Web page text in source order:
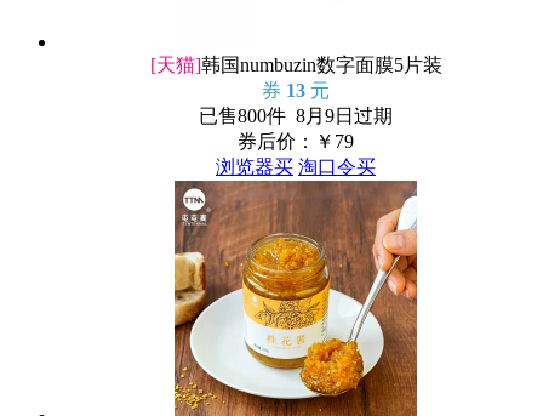
[天猫]韩国numbuzin数字面膜5片装
券 13 元
已售800件 8月9日过期
券后价：￥ 79
浏览器买 淘口令买